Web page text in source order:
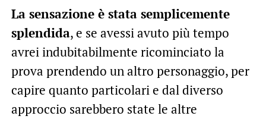
La sensazione è stata semplicemente
splendida, e se avessi avuto più tempo
avrei indubitabilmente ricominciato la
prova prendendo un altro personaggio, per
capire quanto particolari e dal diverso
approccio sarebbero state le altre